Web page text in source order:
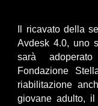
Il ricavato della
Avdesk 4.0, uno
sarà
Fondazione
riabilitazione
giovane adulto,